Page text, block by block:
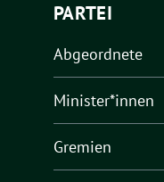
PARTEI
Abgeordnete
Minister*innen
Gremien